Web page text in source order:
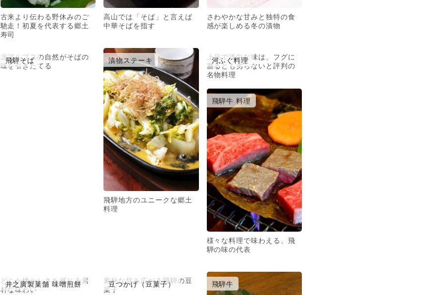
古来より伝わる野休みのご
馳走！初夏を代表する郷土
寿司
高山では「そば」と言えば
中華そばを指す
さわやかな甘みと独特の食
感が楽しめる冬の漬物
飛騨そば
北アルプスの自然がそばの
味を引きたてる
漬物ステーキ
飛騨地方のユニークな郷土
料理
河ふぐ料理
上品で淡白な味は、フグに
勝るとも劣らないと評判の
名物料理
飛騨牛 料理
様々な料理で味わえる、飛
騨の味の代表
井之廣製菓舗 味噌煎餅
どこか懐かしさを感じる素
朴な味わい
豆つかげ（豆菓子）
素朴な甘み広がる飛騨の豆
菓子
飛騨牛